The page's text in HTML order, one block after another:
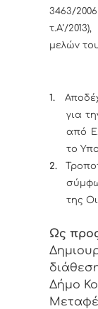
3463/
τ.Α’/
μελών
1.
για
από
το
2.
της
Ως
Δήμο